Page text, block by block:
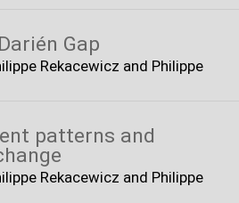
Gap
Rekacewicz and Philippe
patterns and
Rekacewicz and Philippe